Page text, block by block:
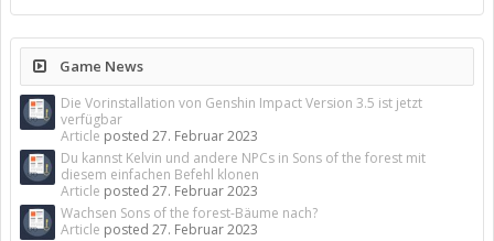
Game News
Die Vorinstallation von Genshin Impact Version 3.5 ist jetzt
verfügbar
Article posted 27. Februar 2023
Du kannst Kelvin und andere NPCs in Sons of the forest mit
diesem einfachen Befehl klonen
Article posted 27. Februar 2023
Wachsen Sons of the forest-Bäume nach?
Article posted 27. Februar 2023